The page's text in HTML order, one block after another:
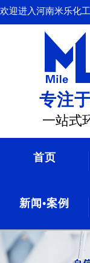
欢迎进入河南米乐化
专注
一站式
首页
新闻•案例